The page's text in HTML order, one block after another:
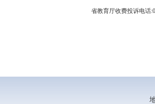
省教育厅收费投诉电话